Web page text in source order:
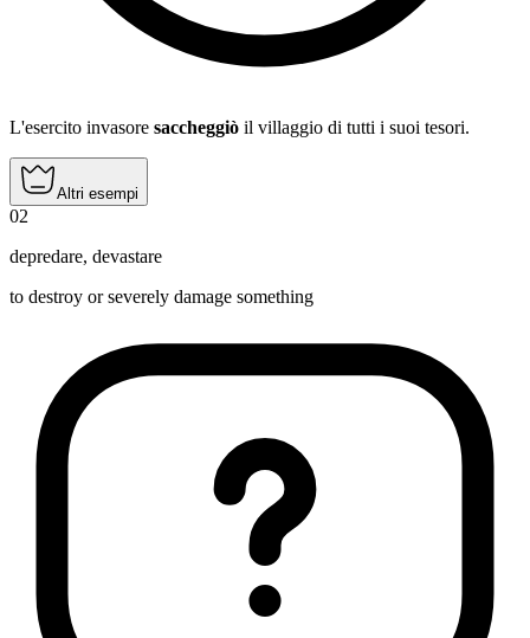
L'esercito invasore saccheggiò il villaggio di tutti i suoi tesori.
Altri esempi
02
depredare, devastare
to destroy or severely damage something